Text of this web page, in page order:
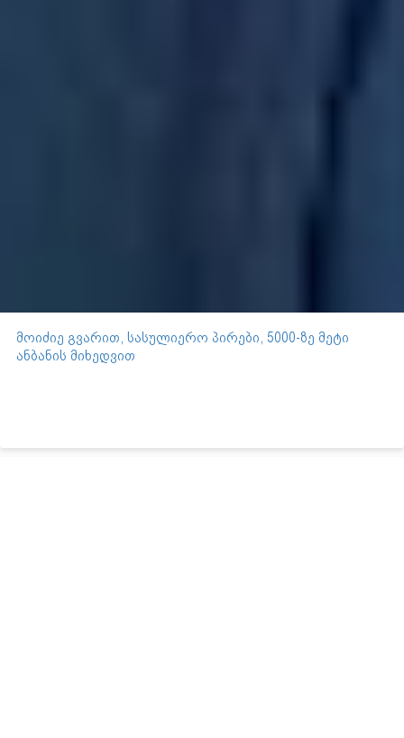
მოიძიე გვარით, სასულიერო პირები, 5000-ზე მეტი
ანბანის მიხედვით